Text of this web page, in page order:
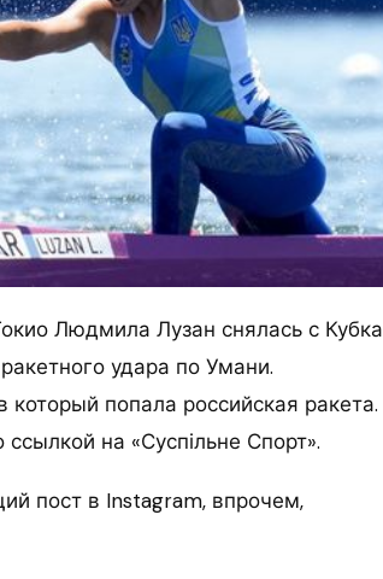
Людмила Лузан снялась с Кубка
удара по Умани.
попала российская ракета.
на «Суспільне Спорт».
пост в Instagram, впрочем,